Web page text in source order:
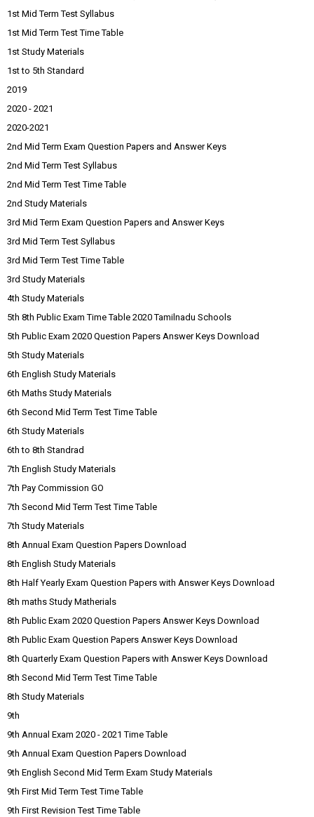
1st Mid Term Test Syllabus
1st Mid Term Test Time Table
1st Study Materials
1st to 5th Standard
2019
2020 - 2021
2020-2021
2nd Mid Term Exam Question Papers and Answer Keys
2nd Mid Term Test Syllabus
2nd Mid Term Test Time Table
2nd Study Materials
3rd Mid Term Exam Question Papers and Answer Keys
3rd Mid Term Test Syllabus
3rd Mid Term Test Time Table
3rd Study Materials
4th Study Materials
5th 8th Public Exam Time Table 2020 Tamilnadu Schools
5th Public Exam 2020 Question Papers Answer Keys Download
5th Study Materials
6th English Study Materials
6th Maths Study Materials
6th Second Mid Term Test Time Table
6th Study Materials
6th to 8th Standrad
7th English Study Materials
7th Pay Commission GO
7th Second Mid Term Test Time Table
7th Study Materials
8th Annual Exam Question Papers Download
8th English Study Materials
8th Half Yearly Exam Question Papers with Answer Keys Download
8th maths Study Matherials
8th Public Exam 2020 Question Papers Answer Keys Download
8th Public Exam Question Papers Answer Keys Download
8th Quarterly Exam Question Papers with Answer Keys Download
8th Second Mid Term Test Time Table
8th Study Materials
9th
9th Annual Exam 2020 - 2021 Time Table
9th Annual Exam Question Papers Download
9th English Second Mid Term Exam Study Materials
9th First Mid Term Test Time Table
9th First Revision Test Time Table